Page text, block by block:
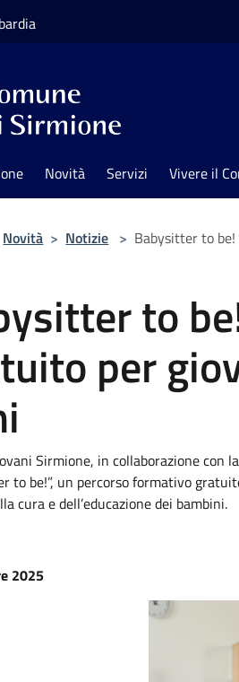
Novità Servizi Vivere il
Novità > Notizie > Babysitter to
to
per
Sirmione, in collaborazione con
to be!”, un percorso formativo
cura e dell’educazione dei bambini.
2025